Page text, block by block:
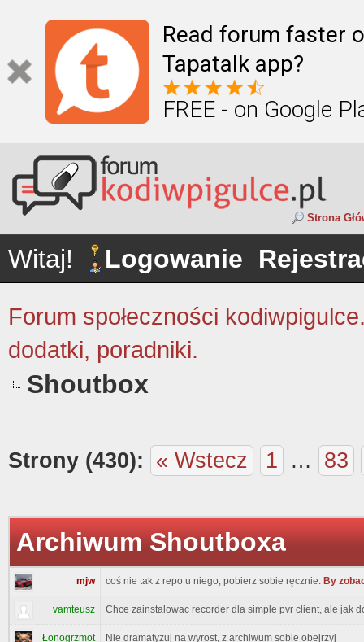
Read forum faster
Tapatalk app?
FREE - on Google
Strona
Witaj! Logowanie
Forum społeczności
dodatki, poradniki.
Shoutbox
Strony (430): « Wstecz 1 … 83
Archiwum Shoutboxa
mjw coś nie tak z repo u niego, pobierz sobie ręcznie: By
vamteusz Chce zainstalowac recorder dla simple pvr client, ale jak
Łonogrzmot Nie dramatyzuj na wyrost, z archiwum sobie obejrzyj